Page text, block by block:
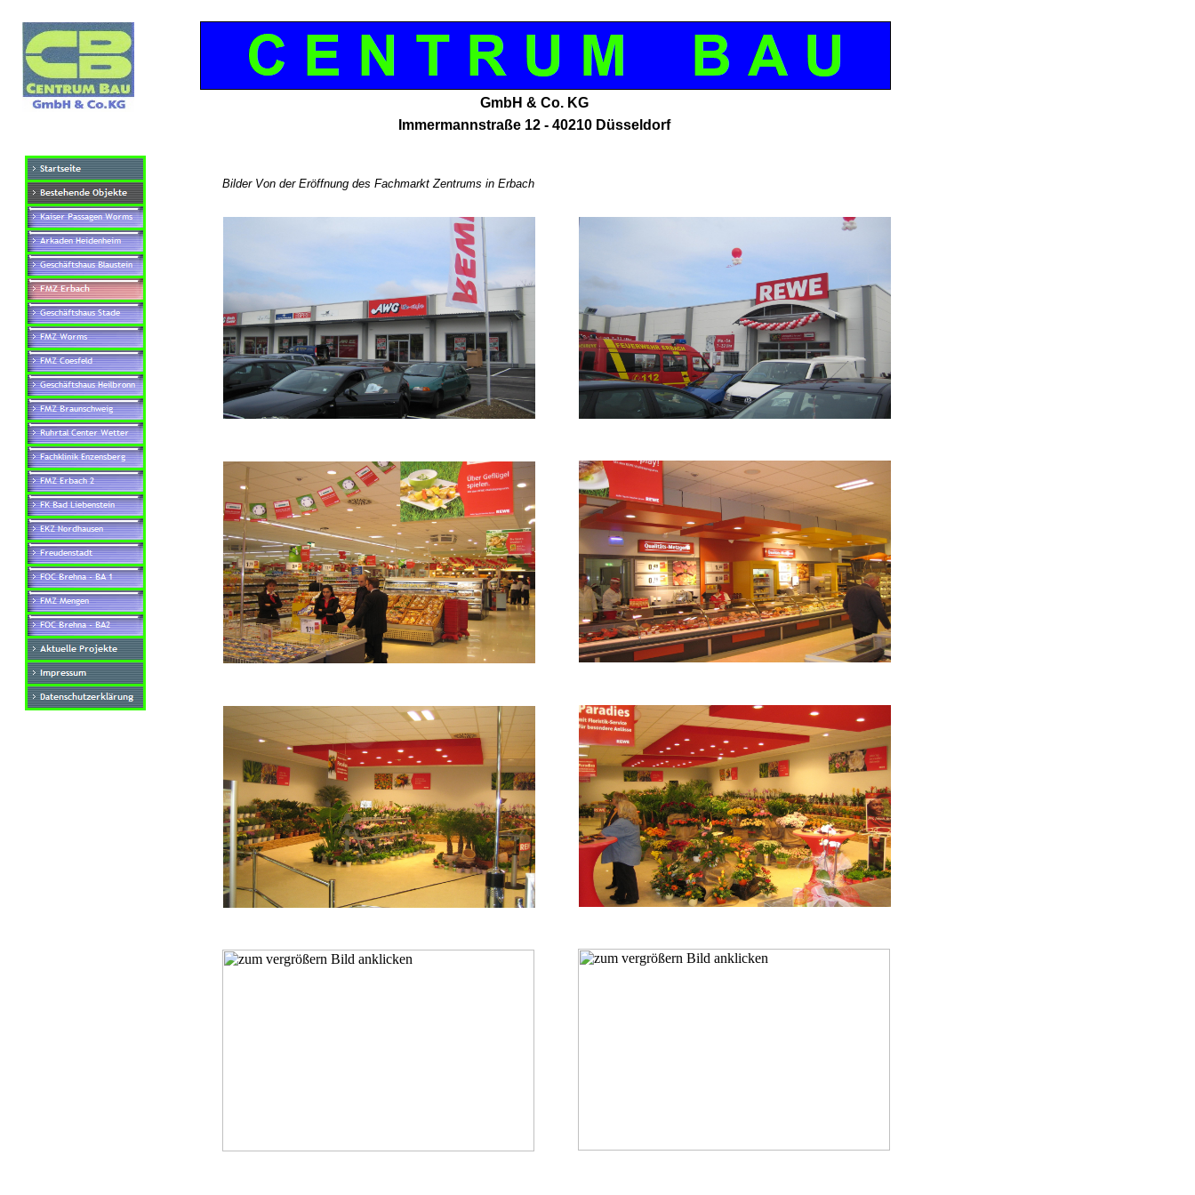
GmbH & Co. KG
Immermannstraße 12 - 40210 Düsseldorf
Bilder Von der Eröffnung des Fachmarkt Zentrums in Erbach